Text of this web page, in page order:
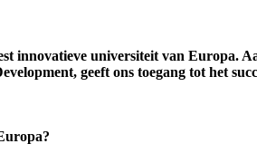
innovatieve universiteit van Europa.
geeft ons toegang tot het